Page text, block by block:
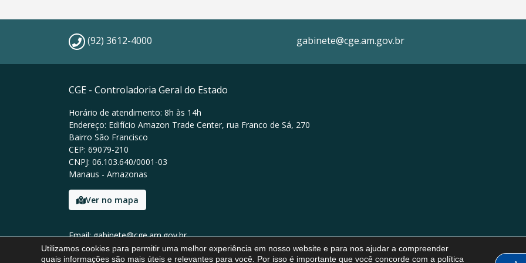
(92) 3612-4000 gabinete@cge.am.gov.br
CGE - Controladoria Geral do Estado
Horário de atendimento: 8h às 14h
Endereço: Edifício Amazon Trade Center, rua Franco de Sá, 270
Bairro São Francisco
CEP: 69079-210
CNPJ: 06.103.640/0001-03
Manaus - Amazonas
Ver no mapa
Email: gabinete@cge.am.gov.br
Tel: (92) 3612-4000
Utilizamos cookies para permitir uma melhor experiência em nosso website e para nos ajudar a compreender
quais informações são mais úteis e relevantes para você. Por isso é importante que você concorde com a política